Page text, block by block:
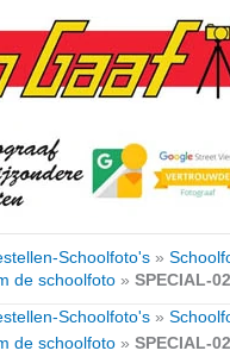
Schoolfoto's »
de schoolfoto » SPECIAL-
Schoolfoto's »
de schoolfoto » SPECIAL-